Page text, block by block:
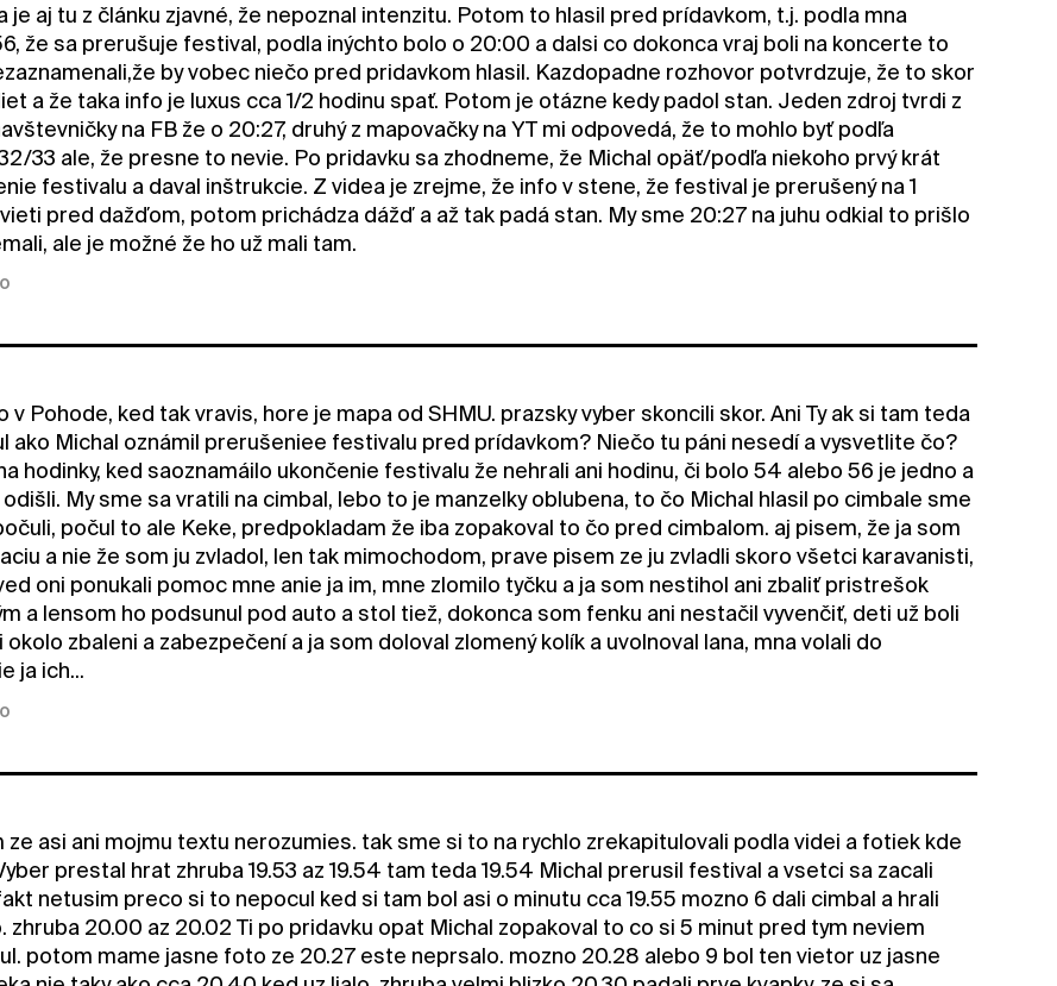
je aj tu z článku zjavné, že nepoznal intenzitu. Potom to hlasil pred prídavkom, t.j. podla mna
že sa prerušuje festival, podla inýchto bolo o 20:00 a dalsi co dokonca vraj boli na koncerte to
by vobec niečo pred pridavkom hlasil. Kazdopadne rozhovor potvrdzuje, že to skor
a že taka info je luxus cca 1/2 hodinu spať. Potom je otázne kedy padol stan. Jeden zdroj tvrdi z
na FB že o 20:27, druhý z mapovačky na YT mi odpovedá, že to mohlo byť podľa
33 ale, že presne to nevie. Po pridavku sa zhodneme, že Michal opäť/podľa niekoho prvý krát
festivalu a daval inštrukcie. Z videa je zrejme, že info v stene, že festival je prerušený na 1
pred dažďom, potom prichádza dážď a až tak padá stan. My sme 20:27 na juhu odkial to prišlo
ale je možné že ho už mali tam.
v Pohode, ked tak vravis, hore je mapa od SHMU. prazsky vyber skoncili skor. Ani Ty ak si tam teda
ako Michal oznámil prerušeniee festivalu pred prídavkom? Niečo tu páni nesedí a vysvetlite čo?
hodinky, ked saoznamáilo ukončenie festivalu že nehrali ani hodinu, či bolo 54 alebo 56 je jedno a
My sme sa vratili na cimbal, lebo to je manzelky oblubena, to čo Michal hlasil po cimbale sme
počul to ale Keke, predpokladam že iba zopakoval to čo pred cimbalom. aj pisem, že ja som
a nie že som ju zvladol, len tak mimochodom, prave pisem ze ju zvladli skoro všetci karavanisti,
oni ponukali pomoc mne anie ja im, mne zlomilo tyčku a ja som nestihol ani zbaliť pristrešok
a lensom ho podsunul pod auto a stol tiež, dokonca som fenku ani nestačil vyvenčiť, deti už boli
okolo zbaleni a zabezpečení a ja som doloval zlomený kolík a uvolnoval lana, mna volali do
ja ich...
ze asi ani mojmu textu nerozumies. tak sme si to na rychlo zrekapitulovali podla videi a fotiek kde
prestal hrat zhruba 19.53 az 19.54 tam teda 19.54 Michal prerusil festival a vsetci sa zacali
netusim preco si to nepocul ked si tam bol asi o minutu cca 19.55 mozno 6 dali cimbal a hrali
zhruba 20.00 az 20.02 Ti po pridavku opat Michal zopakoval to co si 5 minut pred tym neviem
potom mame jasne foto ze 20.27 este neprsalo. mozno 20.28 alebo 9 bol ten vietor uz jasne